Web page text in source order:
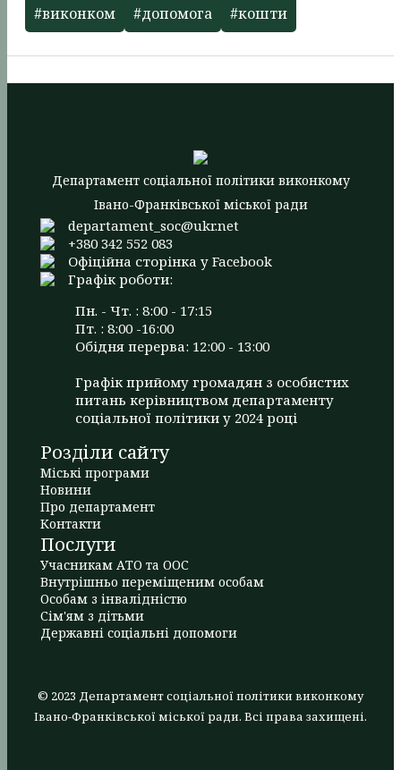
#виконком #допомога #кошти
Департамент соціальної політики виконкому
Івано-Франківської міської ради
departament_soc@ukr.net
+380 342 552 083
Офіційна сторінка у Facebook
Графік роботи:
Пн. - Чт. : 8:00 - 17:15
Пт. : 8:00 -16:00
Обідня перерва: 12:00 - 13:00
Графік прийому громадян з особистих
питань керівництвом департаменту
соціальної політики у 2024 році
Розділи сайту
Міські програми
Новини
Про департамент
Контакти
Послуги
Учасникам АТО та ООС
Внутрішньо переміщеним особам
Особам з інвалідністю
Сім'ям з дітьми
Державні соціальні допомоги
© 2023 Департамент соціальної політики виконкому
Івано-Франківської міської ради. Всі права захищені.